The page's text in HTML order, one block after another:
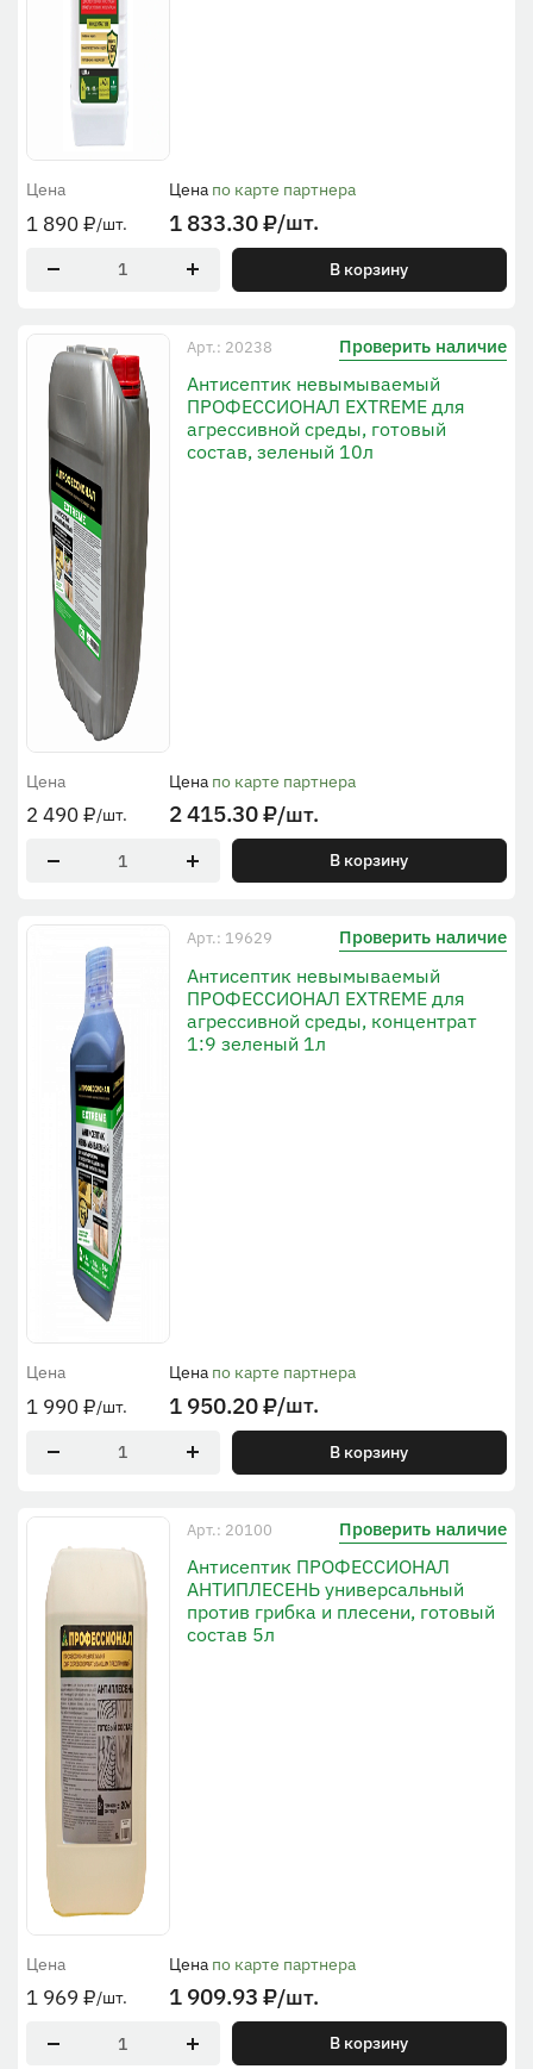
Цена
1 890₽/шт.
Цена по карте партнера
1 833.30₽/шт.
В корзину
Арт.: 20238 Проверить наличие
Антисептик невымываемый
ПРОФЕССИОНАЛ EXTREME для
агрессивной среды, готовый
состав, зеленый 10л
Цена
2 490₽/шт.
Цена по карте партнера
2 415.30₽/шт.
В корзину
Арт.: 19629 Проверить наличие
Антисептик невымываемый
ПРОФЕССИОНАЛ EXTREME для
агрессивной среды, концентрат
1:9 зеленый 1л
Цена
1 990₽/шт.
Цена по карте партнера
1 950.20₽/шт.
В корзину
Арт.: 20100 Проверить наличие
Антисептик ПРОФЕССИОНАЛ
АНТИПЛЕСЕНЬ универсальный
против грибка и плесени, готовый
состав 5л
Цена
1 969 ₽/шт.
Цена по карте партнера
1 909.93 ₽/шт.
В корзину